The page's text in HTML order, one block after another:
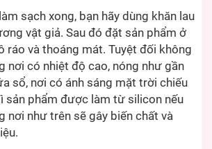
sạch xong, bạn hãy dùng khăn lau
vật giả. Sau đó đặt sản phẩm ở
ráo và thoáng mát. Tuyệt đối không
nơi có nhiệt độ cao, nóng như gần
sổ, nơi có ánh sáng mặt trời chiếu
sản phẩm được làm từ silicon nếu
nơi như trên sẽ gây biến chất và